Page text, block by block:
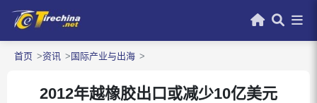
首页 资讯 国际产业与出海
2012年越橡胶出口或减少10亿美元